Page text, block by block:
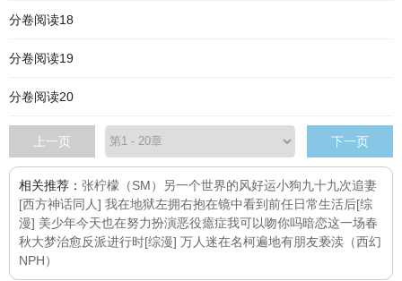
分卷阅读18
分卷阅读19
分卷阅读20
上一页 下一页
相关推荐： 张柠檬（SM） 另一个世界的风好运小狗九十九次追妻
[西方神话同人] 我在地狱左拥右抱在镜中看到前任日常生活后[综
漫] 美少年今天也在努力扮演恶役癔症我可以吻你吗暗恋这一场春
秋大梦治愈反派进行时[综漫] 万人迷在名柯遍地有朋友亵渎（西幻
NPH）